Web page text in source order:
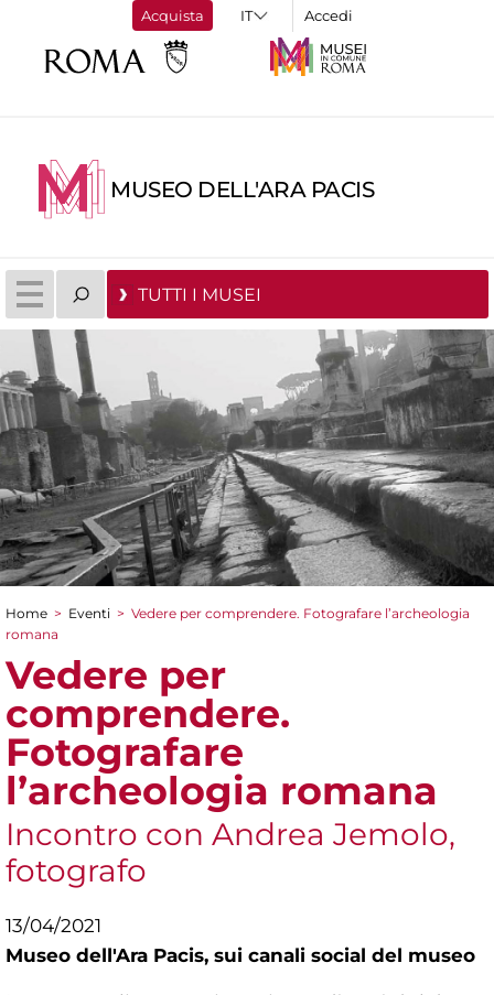
Acquista Accedi
MUSEO DELL'ARA PACIS
TUTTI I MUSEI
Tu sei qui
Home > Eventi > Vedere per comprendere. Fotografare l’archeologia
romana
Vedere per
comprendere.
Fotografare
l’archeologia romana
Incontro con Andrea Jemolo,
fotografo
13/04/2021
Museo dell'Ara Pacis, sui canali social del museo